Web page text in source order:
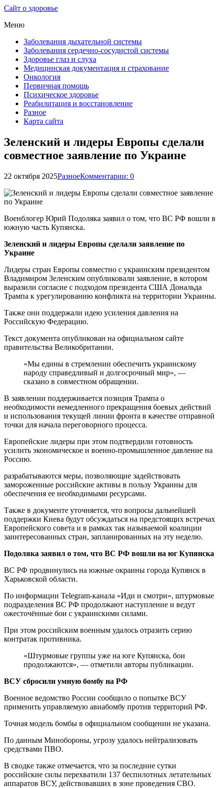
Сайт о здоровье
Меню
Заболевания дыхательной системы
Заболевания сердечно-сосудистой системы
Здоровье глаз и слуха
Медицинская документация и страхование
Онкология
Первичная помощь
Психическое здоровье
Реабилитация и восстановление
Разное
Карта сайта
Зеленский и лидеры Европы сделали
совместное заявление по Украине
22 октября 2025РазноеКомментарии: 0
Военблогер Юрий Подоляка заявил о том, что ВС РФ вошли в
южную часть Купянска.
Зеленский и лидеры Европы сделали заявление по
Украине
Лидеры стран Европы совместно с украинским президентом
Владимиром Зеленским опубликовали заявление, в котором
выразили согласие с подходом президента США Дональда
Трампа к урегулированию конфликта на территории Украины.
Также они поддержали идею усиления давления на
Российскую Федерацию.
Текст документа опубликован на официальном сайте
правительства Великобритании.
«Мы едины в стремлении обеспечить украинскому
народу справедливый и долгосрочный мир», —
сказано в совместном обращении.
В заявлении поддерживается позиция Трампа о
необходимости немедленного прекращения боевых действий
и использования текущей линии фронта в качестве отправной
точки для начала переговорного процесса.
Европейские лидеры при этом подтвердили готовность
усилить экономическое и военно-промышленное давление на
Россию.
разрабатываются меры, позволяющие задействовать
замороженные российские активы в пользу Украины для
обеспечения ее необходимыми ресурсами.
Также в документе уточняется, что вопросы дальнейшей
поддержки Киева будут обсуждаться на предстоящих встречах
Европейского совета и в рамках так называемой коалиции
заинтересованных стран, запланированных на эту неделю.
Подоляка заявил о том, что ВС РФ вошли на юг Купянска
ВС РФ продвинулись на южные окраины города Купянск в
Харьковской области.
По информации Telegram-канала «Иди и смотри», штурмовые
подразделения ВС РФ продолжают наступление и ведут
ожесточённые бои с украинскими силами.
При этом российским военным удалось отразить серию
контратак противника.
«Штурмовые группы уже на юге Купянска, бои
продолжаются», — отметили авторы публикации.
ВСУ сбросили умную бомбу на РФ
Военное ведомство России сообщило о попытке ВСУ
применить управляемую авиабомбу против территорий РФ.
Точная модель бомбы в официальном сообщении не указана.
По данным Минобороны, угрозу удалось нейтрализовать
средствами ПВО.
В сводке также отмечается, что за последние сутки
российские силы перехватили 137 беспилотных летательных
аппаратов ВСУ, действовавших в зоне проведения СВО.